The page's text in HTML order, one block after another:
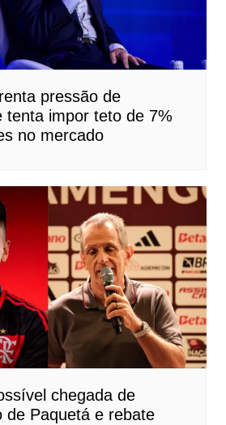
pressão de
tenta impor teto de 7%
no mercado
chegada de
de Paquetá e rebate